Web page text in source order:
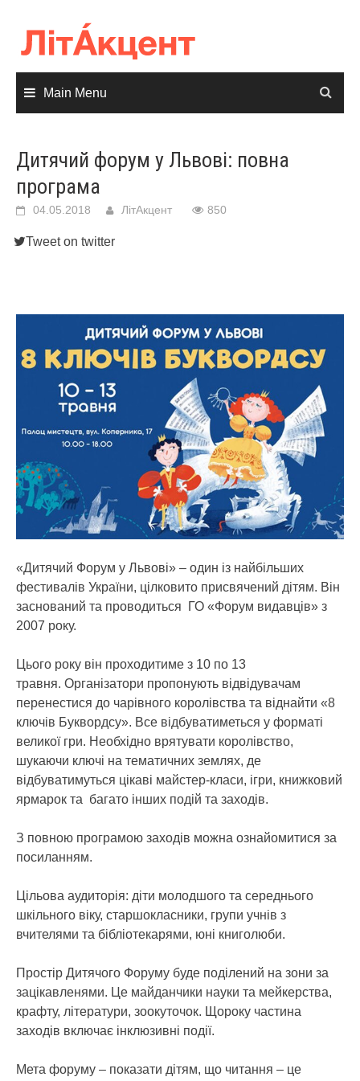
content
Main Menu
Дитячий форум у Львові: повна
програма
04.05.2018 ЛітАкцент 850
Tweet on twitter
«Дитячий Форум у Львові» – один із найбільших
фестивалів України, цілковито присвячений дітям. Він
заснований та проводиться ГО «Форум видавців» з
2007 року.
Цього року він проходитиме з 10 по 13
травня. Організатори пропонують відвідувачам
перенестися до чарівного королівства та віднайти «8
ключів Буквордсу». Все відбуватиметься у форматі
великої гри. Необхідно врятувати королівство,
шукаючи ключі на тематичних землях, де
відбуватимуться цікаві майстер-класи, ігри, книжковий
ярмарок та багато інших подій та заходів.
З повною програмою заходів можна ознайомитися за
посиланням.
Цільова аудиторія: діти молодшого та середнього
шкільного віку, старшокласники, групи учнів з
вчителями та бібліотекарями, юні книголюби.
Простір Дитячого Форуму буде поділений на зони за
зацікавленями. Це майданчики науки та мейкерства,
крафту, літератури, зоокуточок. Щороку частина
заходів включає інклюзивні події.
Мета форуму – показати дітям, що читання – це